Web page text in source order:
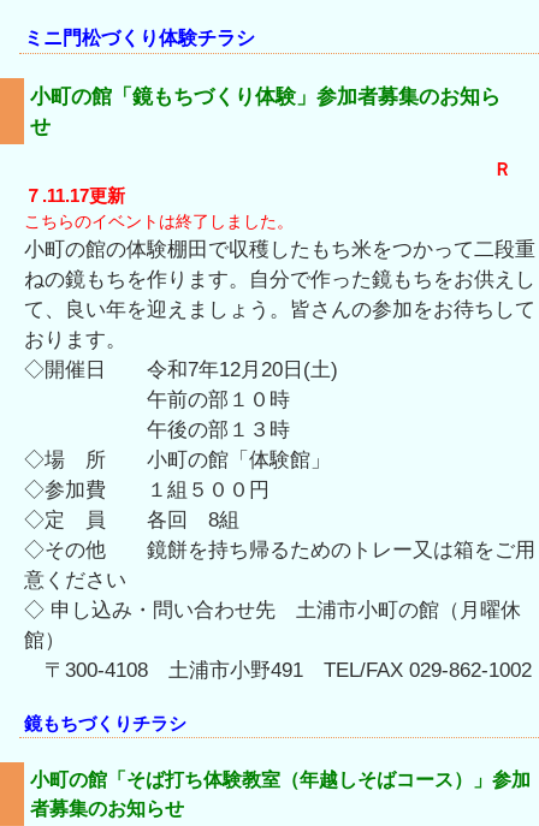
ミニ門松づくり体験チラシ
小町の館「鏡もちづくり体験」参加者募集のお知ら
せ
Ｒ
７.11.17更新
こちらのイベントは終了しました。
小町の館の体験棚田で収穫したもち米をつかって二段重
ねの鏡もちを作ります。自分で作った鏡もちをお供えし
て、良い年を迎えましょう。皆さんの参加をお待ちして
おります。
◇開催日 令和7年12月20日(土)
午前の部１０時
午後の部１３時
◇場 所 小町の館「体験館」
◇参加費 １組５００円
◇定 員 各回 8組
◇その他 鏡餅を持ち帰るためのトレー又は箱をご用
意ください
◇ 申し込み・問い合わせ先 土浦市小町の館（月曜休
館）
〒300-4108 土浦市小野491 TEL/FAX 029-862-1002
鏡もちづくりチラシ
小町の館「そば打ち体験教室（年越しそばコース）」参加
者募集のお知らせ